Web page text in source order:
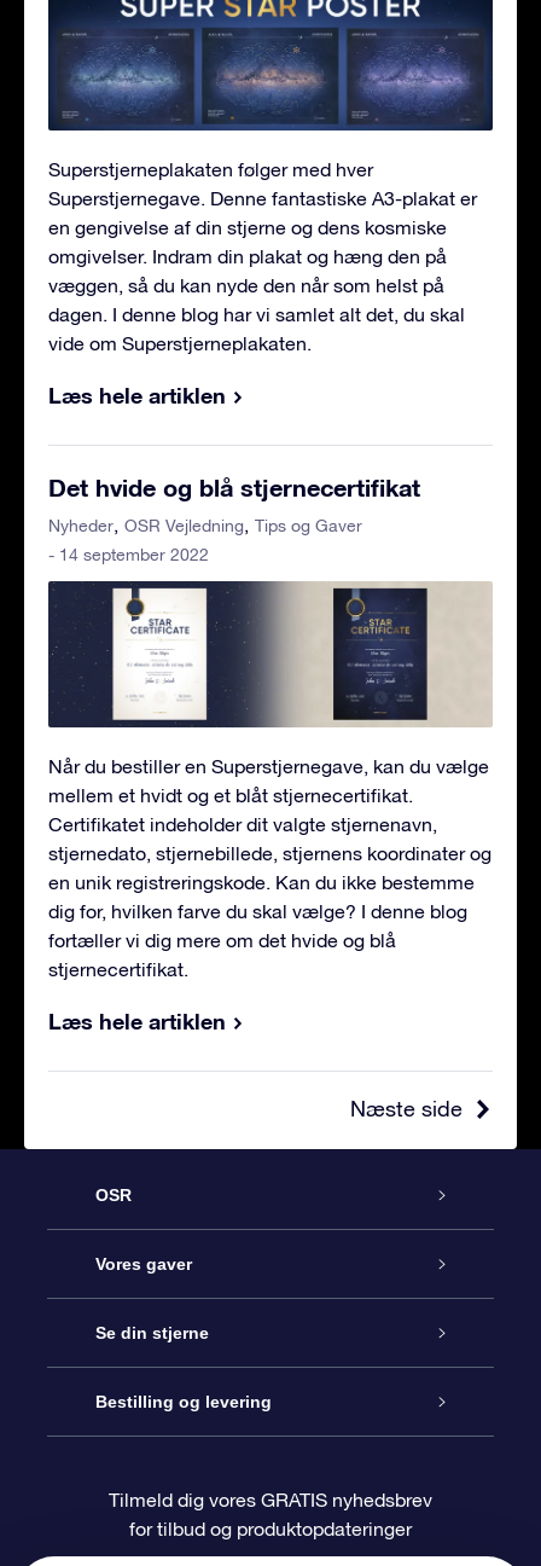
Superstjerneplakaten følger med hver
Superstjernegave. Denne fantastiske A3-plakat er
en gengivelse af din stjerne og dens kosmiske
omgivelser. Indram din plakat og hæng den på
væggen, så du kan nyde den når som helst på
dagen. I denne blog har vi samlet alt det, du skal
vide om Superstjerneplakaten.
Læs hele artiklen
Det hvide og blå stjernecertifikat
Nyheder OSR Vejledning
Tips og Gaver
- 14 september 2022
Når du bestiller en Superstjernegave, kan du vælge
mellem et hvidt og et blåt stjernecertifikat.
Certifikatet indeholder dit valgte stjernenavn,
stjernedato, stjernebillede, stjernens koordinater og
en unik registreringskode. Kan du ikke bestemme
dig for, hvilken farve du skal vælge? I denne blog
fortæller vi dig mere om det hvide og blå
stjernecertifikat.
Læs hele artiklen
Næste side
OSR
Kundeservice
Kontakt os
Bloggen
Anmeldelser
Vores gaver
Online Stjernegave
OSR Gavepakke
OSR Gavekortet
Se din stjerne
Star Register
Personliggjort Stjerneside
Bestilling og levering
Betalingsinformation
Tilmeld dig vores GRATIS nyhedsbrev
for tilbud og produktopdateringer